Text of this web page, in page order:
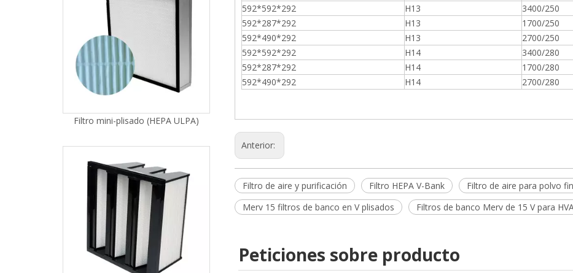
Filtro HEPA tipo V con marco de plástico
592*592*292
H13 3400/250
592*287*292
H13 1700/250
592*490*292
H13 2700/250
592*592*292
H14 3400/280
592*287*292
H14 1700/280
592*490*292
H14 2700/280
Anterior:
Filtro de aire y purificación Filtro HEPA V-Bank
Filtro de aire para polvo
Merv 15 filtros de banco en V plisados
Filtros de banco Merv de 15 V para
Peticiones sobre producto